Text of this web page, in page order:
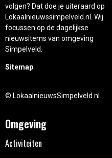
volgen? Dat doe je uiteraard op
Lokaalnieuwssimpelveld.nl. Wij
focussen op de dagelijkse
nieuwsitems van omgeving
Simpelveld.
Sitemap
© LokaalnieuwsSimpelveld.nl
Omgeving
Activiteiten